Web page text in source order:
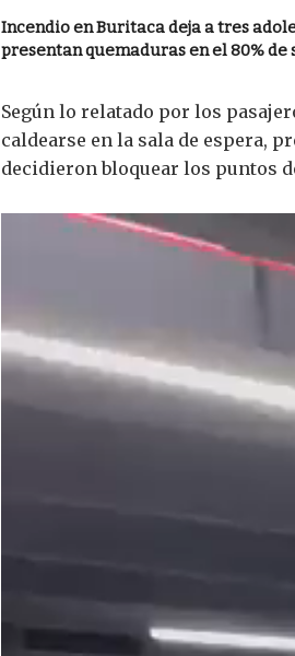
Incendio en Buritaca deja a tres
presentan quemaduras en el 80% de
Según lo relatado por los
caldearse en la sala de espera,
decidieron bloquear los puntos